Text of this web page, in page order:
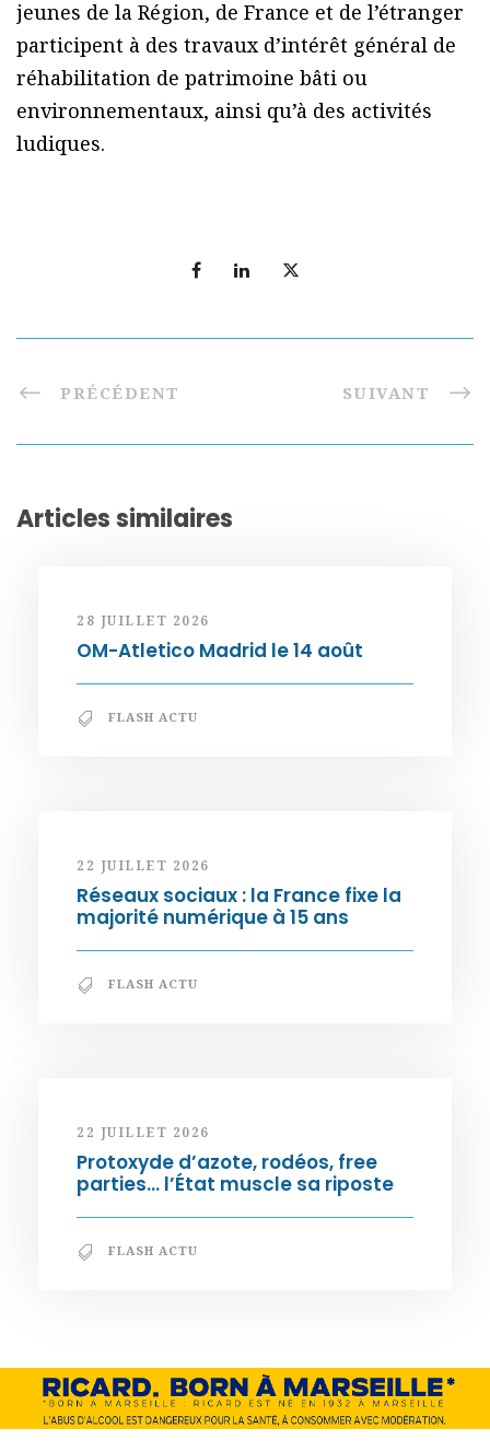
jeunes de la Région, de France et de l’étranger
participent à des travaux d’intérêt général de
réhabilitation de patrimoine bâti ou
environnementaux, ainsi qu’à des activités
ludiques.
PRÉCÉDENT SUIVANT
Articles similaires
28 JUILLET 2026
OM-Atletico Madrid le 14 août
FLASH ACTU
22 JUILLET 2026
Réseaux sociaux : la France fixe la
majorité numérique à 15 ans
FLASH ACTU
22 JUILLET 2026
Protoxyde d’azote, rodéos, free
parties… l’État muscle sa riposte
FLASH ACTU